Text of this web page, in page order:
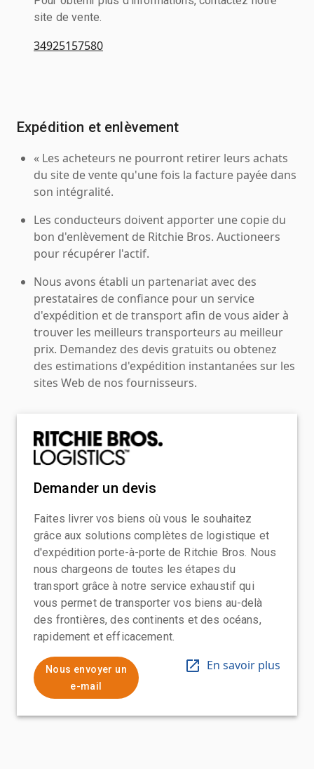
site de vente.
34925157580
Expédition et enlèvement
« Les acheteurs ne pourront retirer leurs achats
du site de vente qu'une fois la facture payée dans
son intégralité.
Les conducteurs doivent apporter une copie du
bon d'enlèvement de Ritchie Bros. Auctioneers
pour récupérer l'actif.
Nous avons établi un partenariat avec des
prestataires de confiance pour un service
d'expédition et de transport afin de vous aider à
trouver les meilleurs transporteurs au meilleur
prix. Demandez des devis gratuits ou obtenez
des estimations d'expédition instantanées sur les
sites Web de nos fournisseurs.
Demander un devis
Faites livrer vos biens où vous le souhaitez
grâce aux solutions complètes de logistique et
d'expédition porte-à-porte de Ritchie Bros. Nous
nous chargeons de toutes les étapes du
transport grâce à notre service exhaustif qui
vous permet de transporter vos biens au-delà
des frontières, des continents et des océans,
rapidement et efficacement.
Nous envoyer un
e-mail
En savoir plus